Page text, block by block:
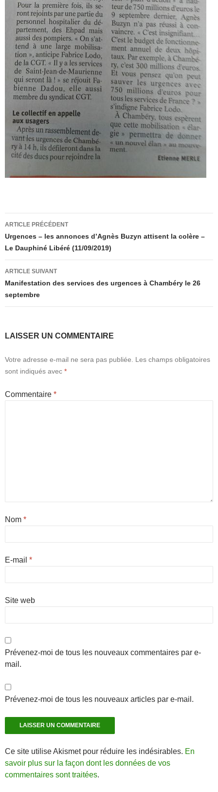
Navigation
des
articles
ARTICLE PRÉCÉDENT
Urgences – les annonces d’Agnès Buzyn attisent la colère –
Le Dauphiné Libéré (11/09/2019)
ARTICLE SUIVANT
Manifestation des services des urgences à Chambéry le 26
septembre
LAISSER UN COMMENTAIRE
Votre adresse e-mail ne sera pas publiée.
Les champs obligatoires
sont indiqués avec *
Commentaire *
Nom *
E-mail *
Site web
Prévenez-moi de tous les nouveaux commentaires par e-
mail.
Prévenez-moi de tous les nouveaux articles par e-mail.
Ce site utilise Akismet pour réduire les indésirables. En
savoir plus sur la façon dont les données de vos
commentaires sont traitées.